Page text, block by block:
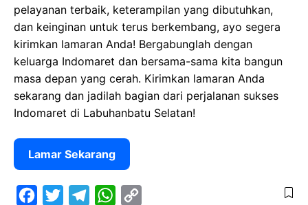
pelayanan terbaik, keterampilan yang dibutuhkan,
dan keinginan untuk terus berkembang, ayo segera
kirimkan lamaran Anda! Bergabunglah dengan
keluarga Indomaret dan bersama-sama kita bangun
masa depan yang cerah. Kirimkan lamaran Anda
sekarang dan jadilah bagian dari perjalanan sukses
Indomaret di Labuhanbatu Selatan!
Lamar Sekarang